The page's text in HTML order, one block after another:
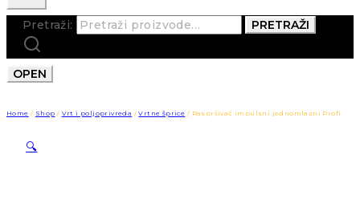
Pretraži: PRETRAŽI
OPEN
Home / Shop / Vrt i poljoprivreda / Vrtne šprice / Raspršivač impulsni jednomlazni Profi
🔍